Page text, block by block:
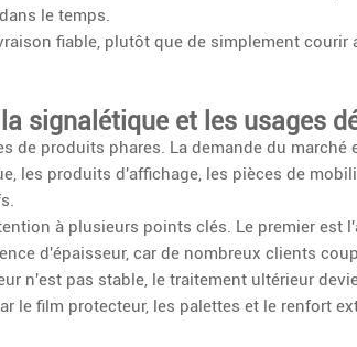
le temps.
fiable, plutôt que de simplement courir
signalétique et les usages
de produits phares. La demande du marché
les produits d'affichage, les pièces de
à plusieurs points clés. Le premier est
d'épaisseur, car de nombreux clients
n'est pas stable, le traitement ultérieur
le film protecteur, les palettes et le renfort